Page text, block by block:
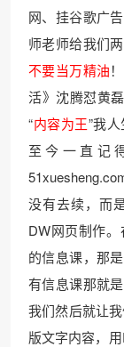
网、挂谷歌广
师老师给我们
不要当万精油
活》沈腾怼黄
“内容为王”我
至今一直记
没有去续，而
DW网页制作
的信息课，那
有信息课那就
我们然后就让
版文字内容，